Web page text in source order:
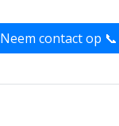
Neem contact op 📞